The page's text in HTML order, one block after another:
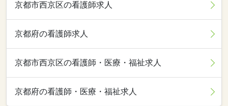
京都市西京区の看護師求人
京都府の看護師求人
京都市西京区の看護師・医療・福祉求人
京都府の看護師・医療・福祉求人